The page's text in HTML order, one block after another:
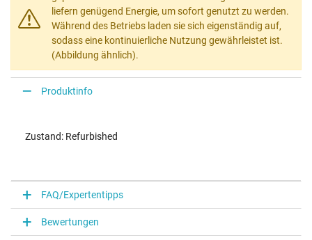
liefern genügend Energie, um sofort genutzt zu werden.
Während des Betriebs laden sie sich eigenständig auf,
sodass eine kontinuierliche Nutzung gewährleistet ist.
(Abbildung ähnlich).
Produktinfo
Zustand: Refurbished
FAQ/Expertentipps
Bewertungen